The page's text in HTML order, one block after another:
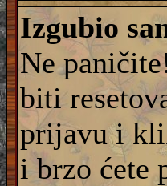
Izgubio
Ne
biti
prijavu i
i brzo ćete